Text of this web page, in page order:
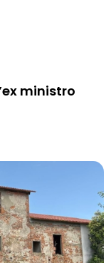
ministro